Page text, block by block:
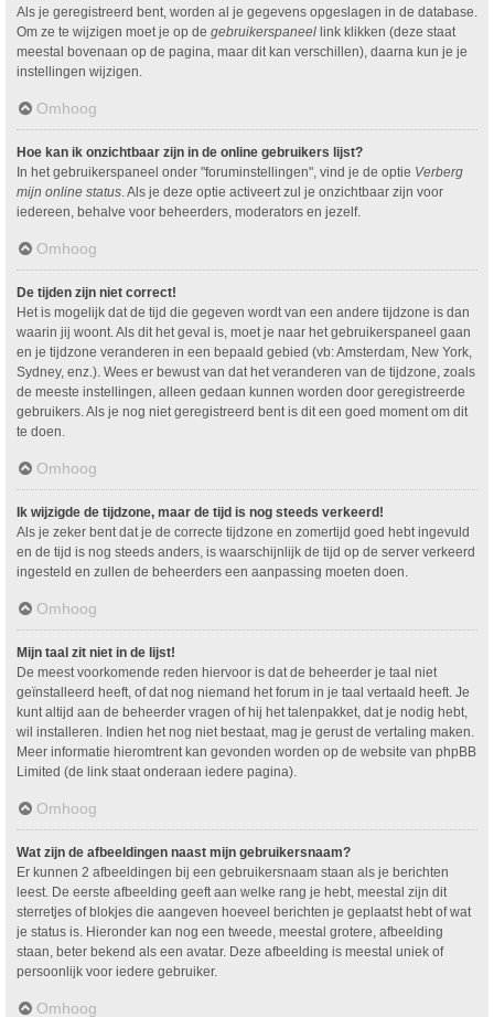
Als je geregistreerd bent, worden al je gegevens opgeslagen in de database.
Om ze te wijzigen moet je op de gebruikerspaneel link klikken (deze staat
meestal bovenaan op de pagina, maar dit kan verschillen), daarna kun je je
instellingen wijzigen.
Omhoog
Hoe kan ik onzichtbaar zijn in de online gebruikers lijst?
In het gebruikerspaneel onder "foruminstellingen", vind je de optie Verberg
mijn online status. Als je deze optie activeert zul je onzichtbaar zijn voor
iedereen, behalve voor beheerders, moderators en jezelf.
Omhoog
De tijden zijn niet correct!
Het is mogelijk dat de tijd die gegeven wordt van een andere tijdzone is dan
waarin jij woont. Als dit het geval is, moet je naar het gebruikerspaneel gaan
en je tijdzone veranderen in een bepaald gebied (vb: Amsterdam, New York,
Sydney, enz.). Wees er bewust van dat het veranderen van de tijdzone, zoals
de meeste instellingen, alleen gedaan kunnen worden door geregistreerde
gebruikers. Als je nog niet geregistreerd bent is dit een goed moment om dit
te doen.
Omhoog
Ik wijzigde de tijdzone, maar de tijd is nog steeds verkeerd!
Als je zeker bent dat je de correcte tijdzone en zomertijd goed hebt ingevuld
en de tijd is nog steeds anders, is waarschijnlijk de tijd op de server verkeerd
ingesteld en zullen de beheerders een aanpassing moeten doen.
Omhoog
Mijn taal zit niet in de lijst!
De meest voorkomende reden hiervoor is dat de beheerder je taal niet
geïnstalleerd heeft, of dat nog niemand het forum in je taal vertaald heeft. Je
kunt altijd aan de beheerder vragen of hij het talenpakket, dat je nodig hebt,
wil installeren. Indien het nog niet bestaat, mag je gerust de vertaling maken.
Meer informatie hieromtrent kan gevonden worden op de website van phpBB
Limited (de link staat onderaan iedere pagina).
Omhoog
Wat zijn de afbeeldingen naast mijn gebruikersnaam?
Er kunnen 2 afbeeldingen bij een gebruikersnaam staan als je berichten
leest. De eerste afbeelding geeft aan welke rang je hebt, meestal zijn dit
sterretjes of blokjes die aangeven hoeveel berichten je geplaatst hebt of wat
je status is. Hieronder kan nog een tweede, meestal grotere, afbeelding
staan, beter bekend als een avatar. Deze afbeelding is meestal uniek of
persoonlijk voor iedere gebruiker.
Omhoog